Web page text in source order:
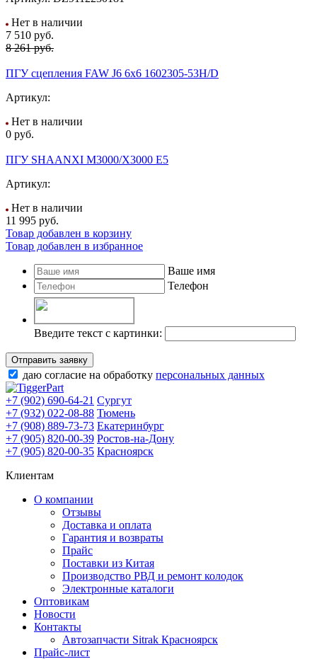
Нет в наличии
7 510 руб.
8 261 руб.
ПГУ сцепления FAW J6 6х6 1602305-53H/D
Артикул:
Нет в наличии
0 руб.
ПГУ SHAANXI M3000/X3000 E5
Артикул:
Нет в наличии
11 995 руб.
Товар добавлен в корзину
Товар добавлен в избранное
Ваше имя
Телефон
Введите текст с картинки:
Отправить заявку
даю согласие на обработку персональных данных
+7 (902) 690-64-21 Сургут
+7 (932) 022-08-88 Тюмень
+7 (908) 889-73-73 Екатеринбург
+7 (905) 820-00-39 Ростов-на-Дону
+7 (905) 820-00-35 Красноярск
Клиентам
О компании
Отзывы
Доставка и оплата
Гарантия и возвраты
Прайс
Поставки из Китая
Производство РВД и ремонт колодок
Электронные каталоги
Оптовикам
Новости
Контакты
Автозапчасти Sitrak Красноярск
Прайс-лист